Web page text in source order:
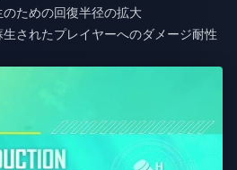
ための回復半径の拡大
されたプレイヤーへのダメージ耐性